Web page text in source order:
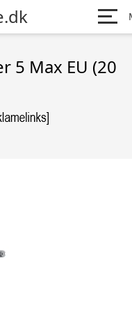
5 Max EU (20